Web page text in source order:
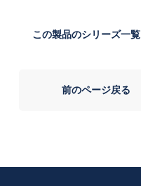
この製品のシリーズ一覧
前のページ戻る